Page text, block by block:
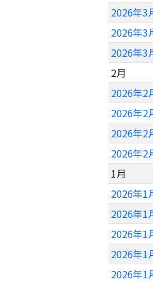
2026年3
2026年3
2026年3
2月
2026年2
2026年2
2026年2
2026年2
1月
2026年1
2026年1
2026年1
2026年1
2026年1